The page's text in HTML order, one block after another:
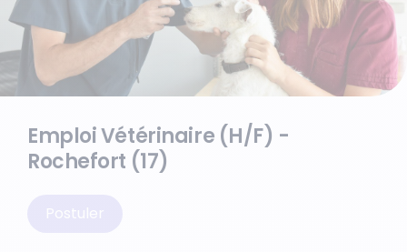
Emploi Vétérinaire (H/F) -
Rochefort (17)
Postuler